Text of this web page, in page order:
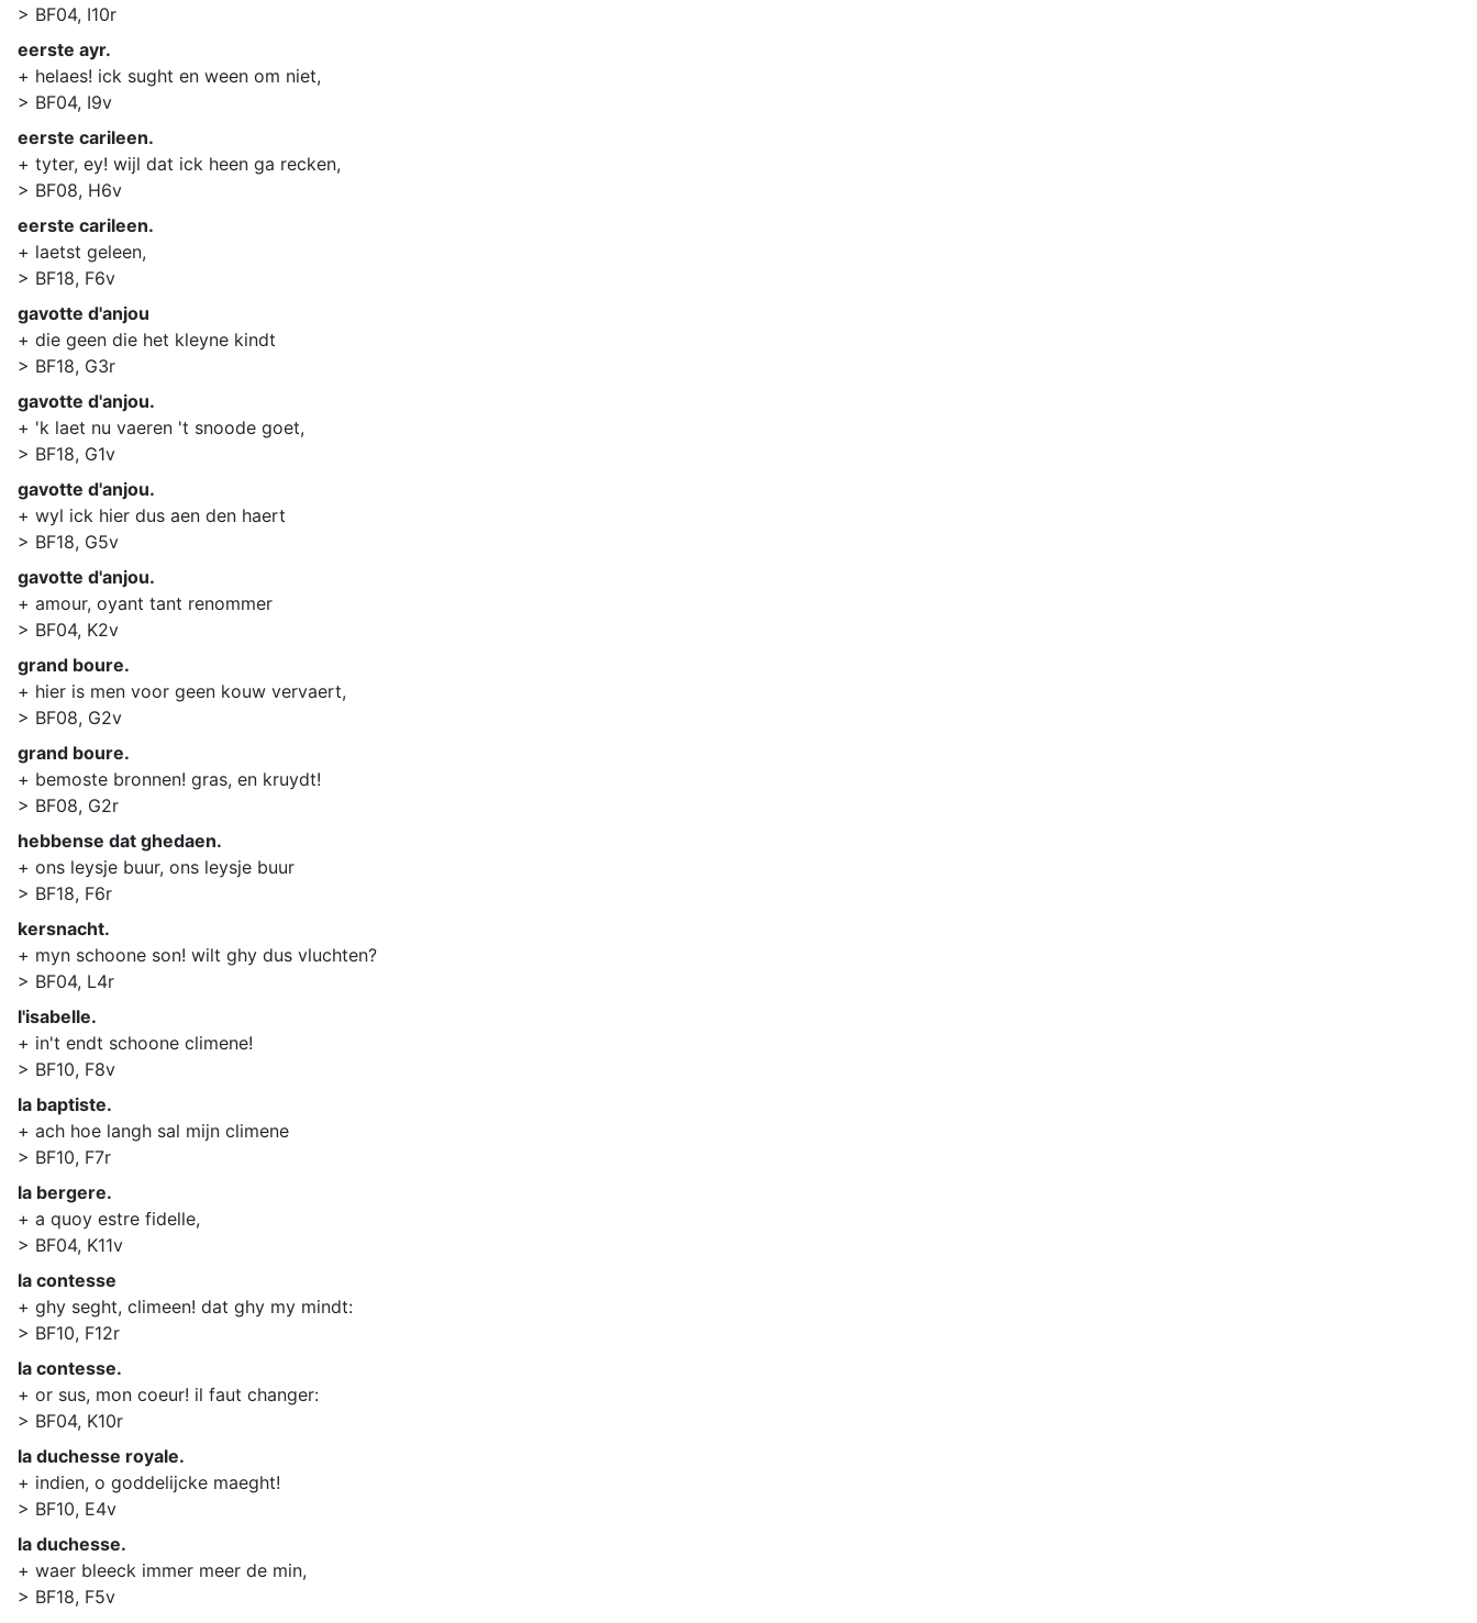
> BF04, I10r
eerste ayr.
+ helaes! ick sught en ween om niet,
> BF04, I9v
eerste carileen.
+ tyter, ey! wijl dat ick heen ga recken,
> BF08, H6v
eerste carileen.
+ laetst geleen,
> BF18, F6v
gavotte d'anjou
+ die geen die het kleyne kindt
> BF18, G3r
gavotte d'anjou.
+ 'k laet nu vaeren 't snoode goet,
> BF18, G1v
gavotte d'anjou.
+ wyl ick hier dus aen den haert
> BF18, G5v
gavotte d'anjou.
+ amour, oyant tant renommer
> BF04, K2v
grand boure.
+ hier is men voor geen kouw vervaert,
> BF08, G2v
grand boure.
+ bemoste bronnen! gras, en kruydt!
> BF08, G2r
hebbense dat ghedaen.
+ ons leysje buur, ons leysje buur
> BF18, F6r
kersnacht.
+ myn schoone son! wilt ghy dus vluchten?
> BF04, L4r
l'isabelle.
+ in't endt schoone climene!
> BF10, F8v
la baptiste.
+ ach hoe langh sal mijn climene
> BF10, F7r
la bergere.
+ a quoy estre fidelle,
> BF04, K11v
la contesse
+ ghy seght, climeen! dat ghy my mindt:
> BF10, F12r
la contesse.
+ or sus, mon coeur! il faut changer:
> BF04, K10r
la duchesse royale.
+ indien, o goddelijcke maeght!
> BF10, E4v
la duchesse.
+ waer bleeck immer meer de min,
> BF18, F5v